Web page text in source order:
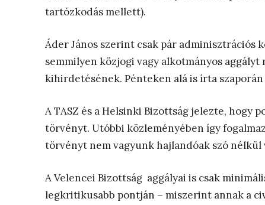
tartózkodás mellett).
Áder János szerint csak pár adminisztrációs
semmilyen közjogi vagy alkotmányos
kihirdetésének. Pénteken alá is írta
A TASZ és a Helsinki Bizottság jelezte, hogy
törvényt. Utóbbi közleményében így
törvényt nem vagyunk hajlandóak szó nélkül
A Velencei Bizottság aggályai is csak
legkritikusabb pontján – miszerint annak a